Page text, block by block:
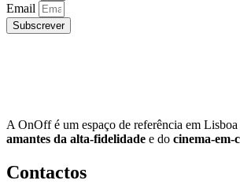
Email
Subscrever
A OnOff é um espaço de referência em Lisboa
amantes da alta-fidelidade e do cinema-em-
Contactos